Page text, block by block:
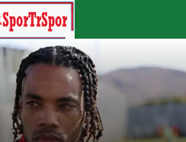
“Alanya’ya borcumuz
Paylaş